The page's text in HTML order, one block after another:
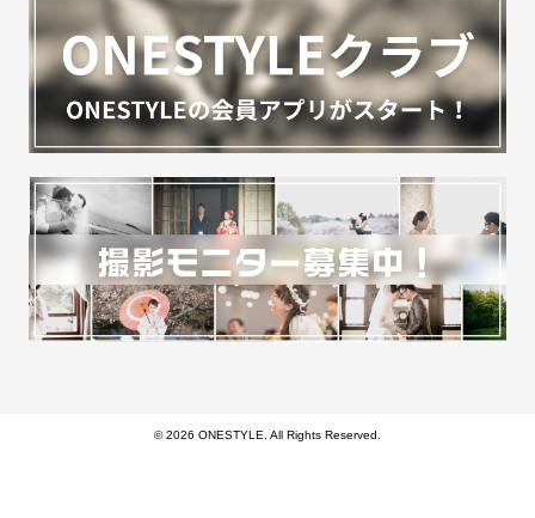
© 2026 ONESTYLE. All Rights Reserved.